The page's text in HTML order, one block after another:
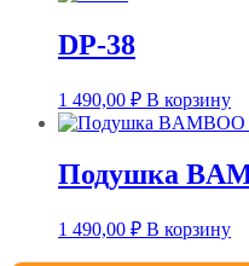
DP-38
1 490,00 ₽ В корзину
Подушка
1 490,00 ₽ В корзину